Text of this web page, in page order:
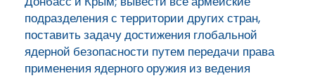
подразделения с территории других стран,
поставить задачу достижения глобальной
ядерной безопасности путем передачи права
применения ядерного оружия из ведения